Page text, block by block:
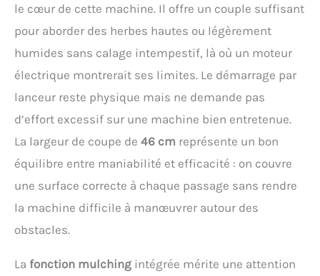
le cœur de cette machine. Il offre un couple suffisant
pour aborder des herbes hautes ou légèrement
humides sans calage intempestif, là où un moteur
électrique montrerait ses limites. Le démarrage par
lanceur reste physique mais ne demande pas
d’effort excessif sur une machine bien entretenue.
La largeur de coupe de 46 cm représente un bon
équilibre entre maniabilité et efficacité : on couvre
une surface correcte à chaque passage sans rendre
la machine difficile à manœuvrer autour des
obstacles.
La fonction mulching intégrée mérite une attention